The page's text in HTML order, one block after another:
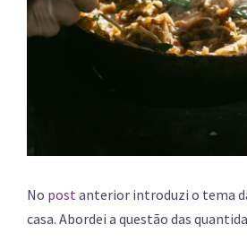
No post anterior introduzi o tema
casa. Abordei a questão das